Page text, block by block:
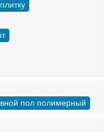
пол полимерный